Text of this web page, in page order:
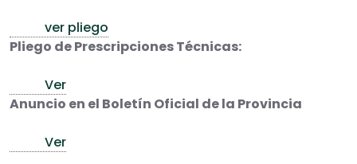
ver pliego
Pliego de Prescripciones Técnicas:
Ver
Anuncio en el Boletín Oficial de la Provincia
Ver